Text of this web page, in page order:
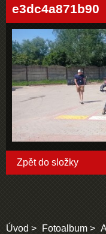
e3dc4a871b90
Zpět do složky
Úvod Fotoalbum